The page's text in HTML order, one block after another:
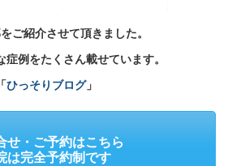
ご紹介させて頂きました。
症例をたくさん載せています。
「ひっそりブログ」
せ・ご予約はこちら
は完全予約制です